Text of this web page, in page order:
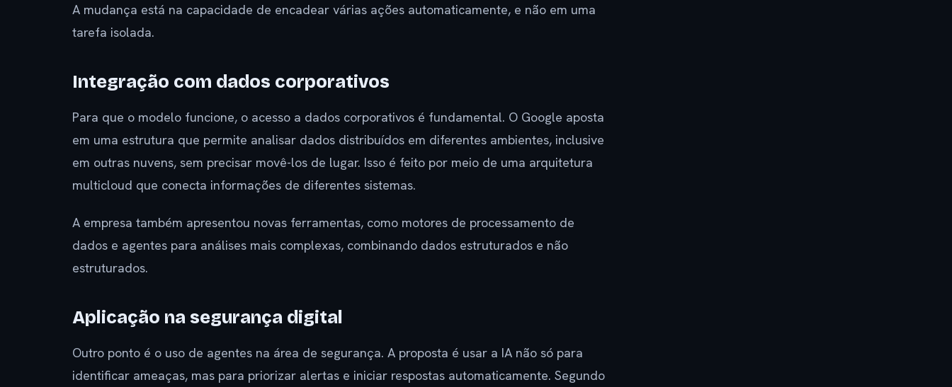
A mudança está na capacidade de encadear várias ações automaticamente, e não em uma
tarefa isolada.
Integração com dados corporativos
Para que o modelo funcione, o acesso a dados corporativos é fundamental. O Google aposta
em uma estrutura que permite analisar dados distribuídos em diferentes ambientes, inclusive
em outras nuvens, sem precisar movê-los de lugar. Isso é feito por meio de uma arquitetura
multicloud que conecta informações de diferentes sistemas.
A empresa também apresentou novas ferramentas, como motores de processamento de
dados e agentes para análises mais complexas, combinando dados estruturados e não
estruturados.
Aplicação na segurança digital
Outro ponto é o uso de agentes na área de segurança. A proposta é usar a IA não só para
identificar ameaças, mas para priorizar alertas e iniciar respostas automaticamente. Segundo